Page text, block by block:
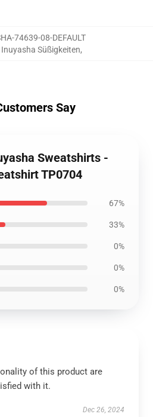
74639-08-DEFAULT
Inuyasha Süßigkeiten,
Say
Sweatshirts -
TP0704
67%
33%
0%
0%
0%
of this product are
with it.
Dec 26, 2024